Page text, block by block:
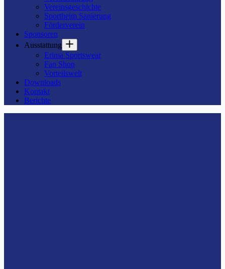
Vereinsgeschichte
Sportheim Sanierung
Förderverein
Sponsoren
Ausstattung
Erima Sportswear
Fan Shop
Vorteilswelt
Downloads
Kontakt
Berichte